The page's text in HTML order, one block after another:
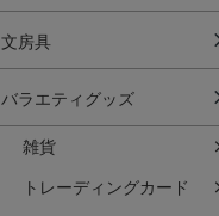
文房具
バラエティグッズ
雑貨
トレーディングカード